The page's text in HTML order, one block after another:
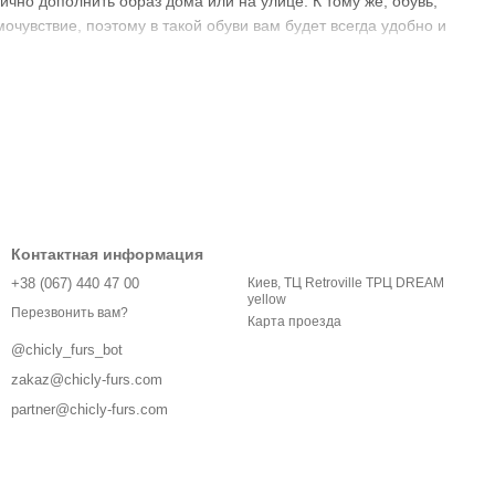
поэтому в такой обуви вам будет всегда удобно и
смогут гармонично подчеркнуть индивидуальный стиль
А для уличного использования подходят шлепанцы с
дизайн.
женственный образ, который будет
или пастельные шлепанцы с мехом. Идеально, если
привлекательный образ, который сможет
мехом с другой одеждой.
Контактная информация
+38 (067) 440 47 00
Перезвонить вам?
@chicly_furs_bot
zakaz@chicly-furs.com
partner@chicly-furs.com
Киев, ТЦ Retroville ТРЦ DREAM
yellow
Карта проезда